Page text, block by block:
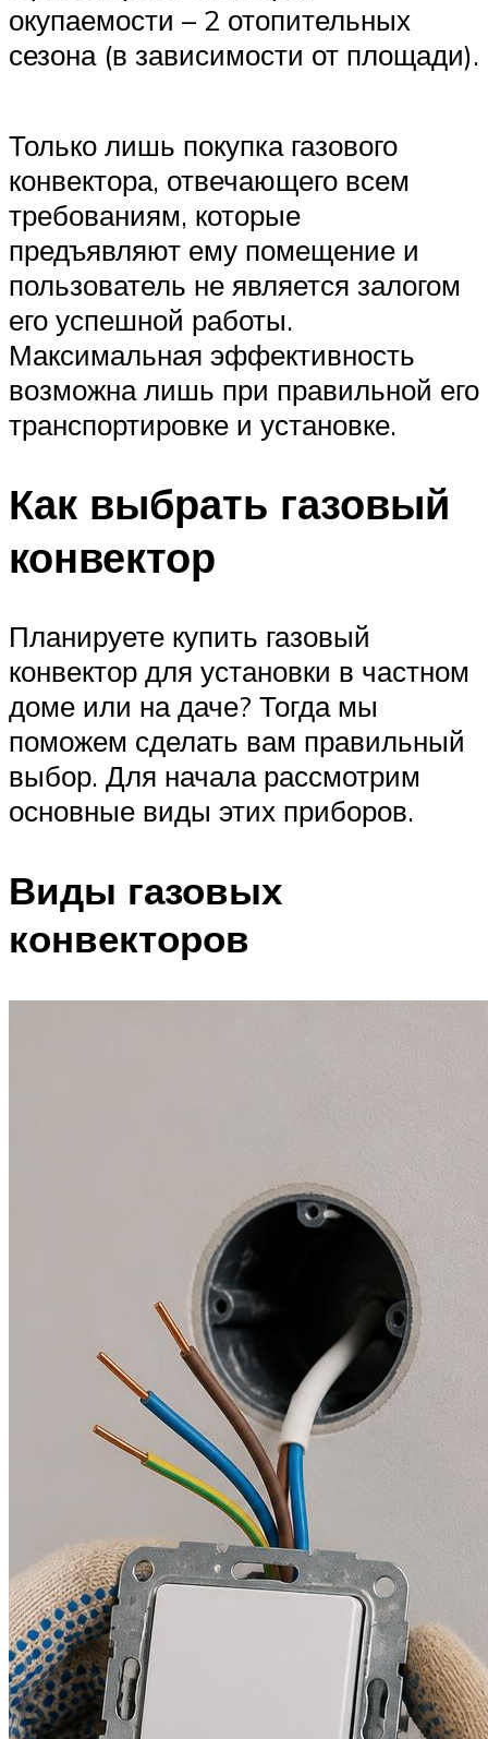
окупаемости – 2 отопительных
сезона (в зависимости от площади).
Только лишь покупка газового
конвектора, отвечающего всем
требованиям, которые
предъявляют ему помещение и
пользователь не является залогом
его успешной работы.
Максимальная эффективность
возможна лишь при правильной его
транспортировке и установке.
Как выбрать газовый
конвектор
Планируете купить газовый
конвектор для установки в частном
доме или на даче? Тогда мы
поможем сделать вам правильный
выбор. Для начала рассмотрим
основные виды этих приборов.
Виды газовых
конвекторов